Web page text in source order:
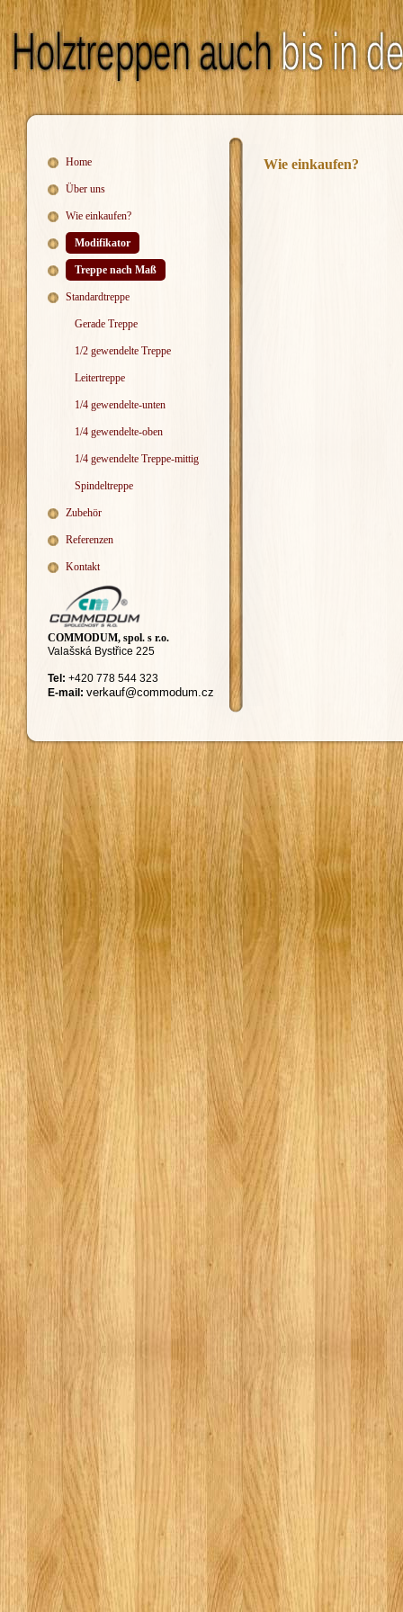
Home
Über uns
Wie einkaufen?
Modifikator
Treppe nach Maß
Standardtreppe
Gerade Treppe
1/2 gewendelte Treppe
Leitertreppe
1/4 gewendelte-unten
1/4 gewendelte-oben
1/4 gewendelte Treppe-mittig
Spindeltreppe
Zubehör
Referenzen
Kontakt
Wie einkaufen?
COMMODUM, spol. s r.o.
Valašská Bystřice 225
Tel: +420 778 544 323
E-mail: verkauf@commodum.cz